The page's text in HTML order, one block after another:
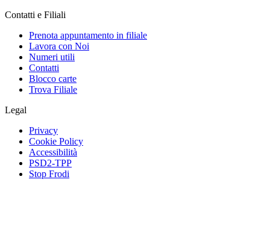
Contatti e Filiali
Prenota appuntamento in filiale
Lavora con Noi
Numeri utili
Contatti
Blocco carte
Trova Filiale
Legal
Privacy
Cookie Policy
Accessibilità
PSD2-TPP
Stop Frodi